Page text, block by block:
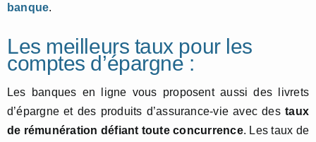
banque.
Les meilleurs taux pour les
comptes d’épargne :
Les banques en ligne vous proposent aussi des livrets
d’épargne et des produits d’assurance-vie avec destaux
de rémunération défiant toute concurrence. Les taux de